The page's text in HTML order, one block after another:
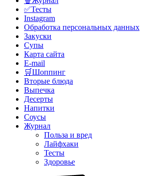
✅Тесты
Instagram
Обработка персональных данных
Закуски
Супы
Карта сайта
E-mail
🛒Шоппинг
Вторые блюда
Выпечка
Десерты
Напитки
Соусы
Журнал
Польза и вред
Лайфхаки
Тесты
Здоровье